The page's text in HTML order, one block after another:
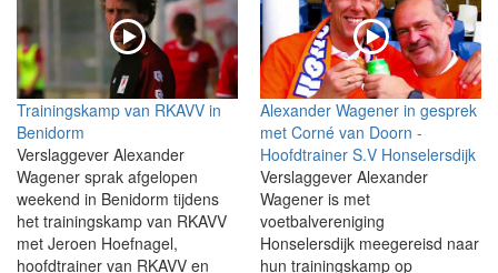
Trainingskamp van RKAVV in
Benidorm
Verslaggever Alexander
Wagener sprak afgelopen
weekend in Benidorm tijdens
het trainingskamp van RKAVV
met Jeroen Hoefnagel,
hoofdtrainer van RKAVV en
Alexander Wagener in gesprek
met Corné van Doorn -
Hoofdtrainer S.V Honselersdijk
Verslaggever Alexander
Wagener is met
voetbalvereniging
Honselersdijk meegereisd naar
hun trainingskamp op